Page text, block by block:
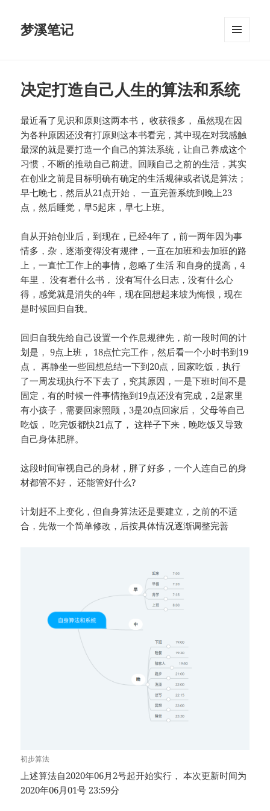
梦溪笔记
决定打造自己人生的算法和系统
最近看了见识和原则这两本书， 收获很多， 虽然现在因
为各种原因还没有打原则这本书看完，其中现在对我感触
最深的就是要打造一个自己的算法系统，让自己养成这个
习惯，不断的推动自己前进。回顾自己之前的生活，其实
在创业之前是目标明确有确定的生活规律或者说是算法；
早七晚七，然后从21点开始， 一直完善系统到晚上23
点，然后睡觉，早5起床，早七上班。
自从开始创业后，到现在，已经4年了，前一两年因为事
情多，杂，逐渐变得没有规律，一直在加班和去加班的路
上，一直忙工作上的事情，忽略了生活 和自身的提高，4
年里， 没有看什么书， 没有写什么日志，没有什么心
得，感觉就是消失的4年，现在回想起来坡为悔恨，现在
是时候回归自我。
回归自我先给自己设置一个作息规律先，前一段时间的计
划是， 9点上班， 18点忙完工作，然后看一个小时书到19
点， 再静坐一些回想总结一下到20点，回家吃饭，执行
了一周发现执行不下去了，究其原因，一是下班时间不是
固定，有的时候一件事情拖到19点还没有完成，2是家里
有小孩子，需要回家照顾，3是20点回家后， 父母等自己
吃饭， 吃完饭都快21点了， 这样子下来，晚吃饭又导致
自己身体肥胖。
这段时间审视自己的身材，胖了好多，一个人连自己的身
材都管不好， 还能管好什么?
计划赶不上变化，但自身算法还是要建立，之前的不适
合，先做一个简单修改，后按具体情况逐渐调整完善
初步算法
上述算法自2020年06月2号起开始实行， 本次更新时间为
2020年06月01号 23:59分